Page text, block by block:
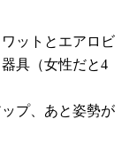
ットとエアロビ
具（女性だと4
プ、あと姿勢が